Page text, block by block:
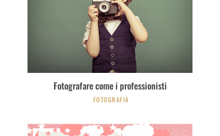
Fotografare come i professionisti
FOTOGRAFIA